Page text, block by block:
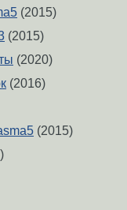
(2015)
(2015)
(2020)
(2016)
(2015)